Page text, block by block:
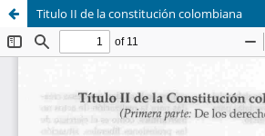
Titulo II de la constitución colombiana